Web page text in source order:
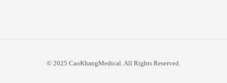
© 2025 CaoKhangMedical. All Rights Reserved.